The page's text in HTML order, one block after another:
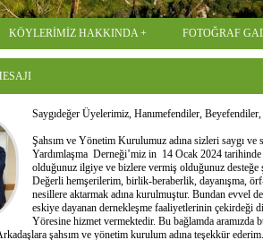
KÖYLERİMİZ HAKKINDA FOTOĞRAF
Saygıdeğer Üyelerimiz, Hanımefendiler,
Şahsım ve Yönetim Kurulumuz adına sizleri saygı
Yardımlaşma Derneği’miz in 14 Ocak 2024
olduğunuz ilgiye ve bizlere vermiş olduğunuz
Değerli hemşerilerim, birlik-beraberlik, dayanışma,
nesillere aktarmak adına kurulmuştur. Bundan evvel
eskiye dayanan dernekleşme faaliyetlerinin çekirdeği
Yöresine hizmet vermektedir. Bu bağlamda aramızda
şahsım ve yönetim kurulum adına teşekkür ederim.